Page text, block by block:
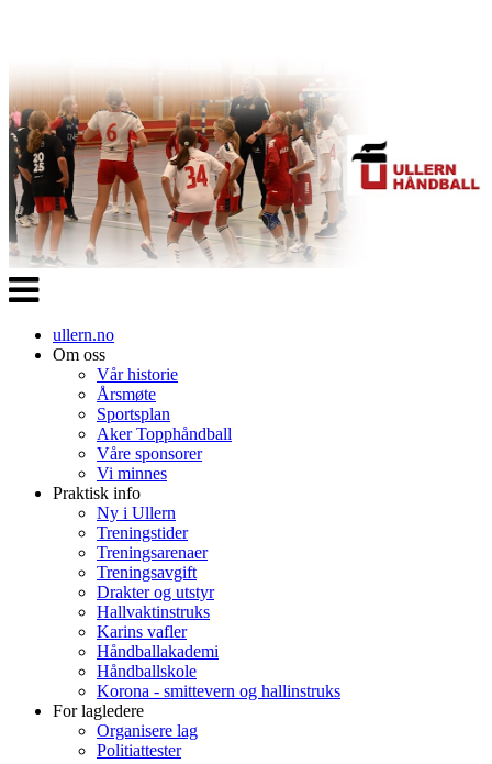
Veksle
navigasjon
ullern.no
Om oss
Vår historie
Årsmøte
Sportsplan
Aker Topphåndball
Våre sponsorer
Vi minnes
Praktisk info
Ny i Ullern
Treningstider
Treningsarenaer
Treningsavgift
Drakter og utstyr
Hallvaktinstruks
Karins vafler
Håndballakademi
Håndballskole
Korona - smittevern og hallinstruks
For lagledere
Organisere lag
Politiattester